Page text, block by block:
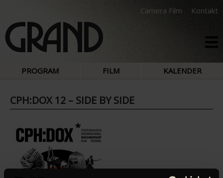
Camera Film Kontakt
PROGRAM FILM KALENDER
CPH:DOX 12 – SIDE BY SIDE